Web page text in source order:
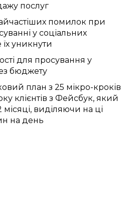
послуг
помилок при
у соціальних
уникнути
для просування у
бюджету
план з 25 мікро-кроків
клієнтів з Фейсбук, який
виділяючи на ці
на день